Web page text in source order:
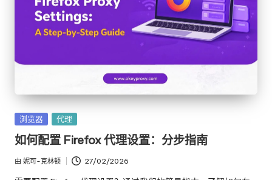
宅
代
理
服
务
器
代
理
试
用、
发
布
在
浏览器 代理
如何配置 Firefox 代理设置：分步指南
发
由 妮可-克林顿 27/02/2026